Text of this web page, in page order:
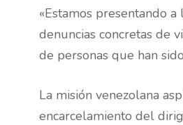
«Estamos presentando
denuncias concretas de
de personas que han
La misión venezolana
encarcelamiento del